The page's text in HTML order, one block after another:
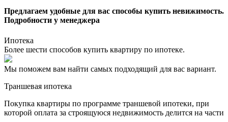
Предлагаем удобные для вас способы купить невижимость.
Подробности у менеджера
Ипотека
Более шести способов купить квартиру по ипотеке.
Мы поможем вам найти самых подходящий для вас вариант.
Траншевая ипотека
Покупка квартиры по программе траншевой ипотеки, при
которой оплата за строящуюся недвижимость делится на части